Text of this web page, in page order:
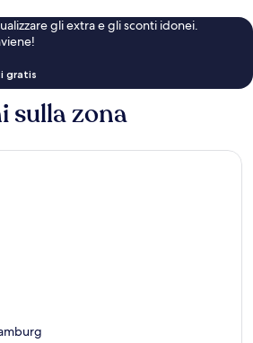
gli extra e gli sconti idonei.
gratis
sulla zona